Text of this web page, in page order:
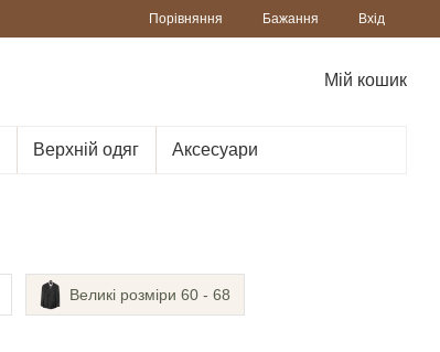
Порівняння Бажання Вхід
Мій кошик
Верхній одяг Аксесуари
Великі розміри 60 - 68